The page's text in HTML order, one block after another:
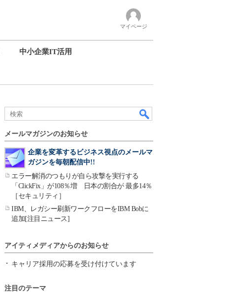
マイページ
中小企業IT活用
メールマガジンのお知らせ
企業を変革するビジネス視点のメールマ
ガジンを毎朝配信中!!
エラー解消のつもりが自ら攻撃を実行する
「ClickFix」が108％増 日本の割合が 最多14％
［セキュリティ］
IBM、レガシー刷新ワークフローをIBM Bobに
追加[注目ニュース]
アイティメディアからのお知らせ
キャリア採用の応募を受け付けています
注目のテーマ